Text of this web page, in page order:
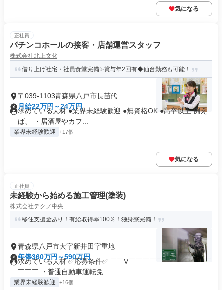
気になる
正社員
パチンコホールの接客・店舗運営スタッフ
株式会社北上文化
借り上げ社宅・社員食堂完備✨賞与年2回有◆仙台勤務も可能！
〒039-1103青森県八戸市長苗代
月給22万円～24万円
求めている人材 ●業界未経験歓迎 ●無資格OK ●高卒以上 例え
ば、 ・居酒屋やカフ...
業界未経験歓迎 +17個
気になる
正社員
未経験から始める施工管理(塗装)
株式会社テクノ中央
移住支援金あり！有給取得率100％！独身寮完備！
青森県八戸市大字新井田字重地
年俸360万円～590万円
求めている人材 ✅応募条件✅ ￣￣V￣￣￣￣￣￣￣￣￣￣￣￣
￣￣￣ ・普通自動車運転免...
業界未経験歓迎 +16個